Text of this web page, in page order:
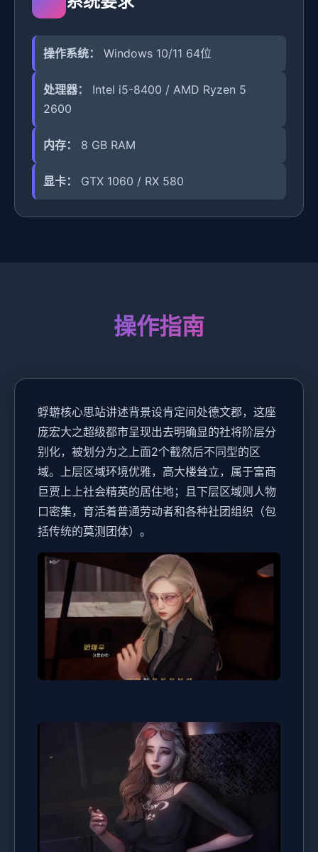
操作系统： Windows 10/11 64位
处理器：
Intel i5-8400 / AMD Ryzen 5
2600
内存： 8 GB RAM
显卡： GTX 1060 / RX 580
操作指南
蜉蝣核心思站讲述背景设肯定间处德文郡，这座
庞宏大之超级都市呈现出去明确显的社将阶层分
别化，被划分为之上面2个截然后不同型的区
域。上层区域环境优雅，高大楼耸立，属于富商
巨贾上上社会精英的居住地；且下层区域则人物
口密集，育活着普通劳动者和各种社团组织（包
括传统的莫测团体）。